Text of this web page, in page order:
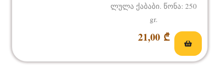
21,00 ₾
ლულა ქაბაბი. წონა: 250
gr.